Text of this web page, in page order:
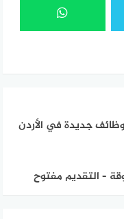
جديدة في الأردن
– التقديم مفتوح